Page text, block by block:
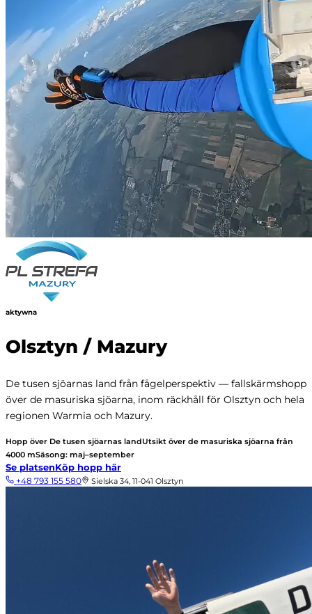
aktywna
Olsztyn / Mazury
De tusen sjöarnas land från fågelperspektiv — fallskärmshopp
över de masuriska sjöarna, inom räckhåll för Olsztyn och hela
regionen Warmia och Mazury.
Hopp över De tusen sjöarnas landUtsikt över de masuriska sjöarna från
4000 mSäsong: maj–september
Se platsenKöp hopp här
+48 793 155 580 Sielska 34, 11-041 Olsztyn